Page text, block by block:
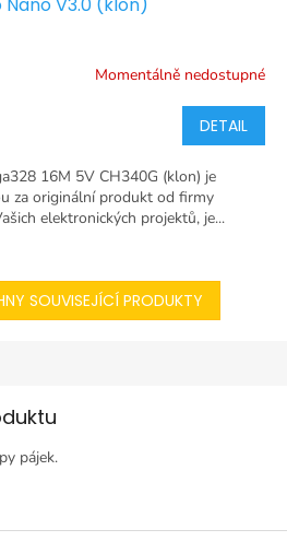
Nano V3.0 (klon)
Momentálně nedostupné
DETAIL
16M 5V CH340G (klon) je
za originální produkt od firmy
elektronických projektů, je...
SOUVISEJÍCÍ PRODUKTY
pájek.